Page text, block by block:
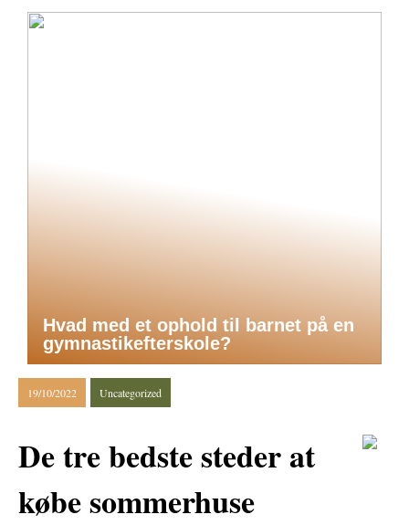
Hvad med et ophold til barnet på en
gymnastikefterskole?
19/10/2022 Uncategorized
De tre bedste steder at
købe sommerhuse